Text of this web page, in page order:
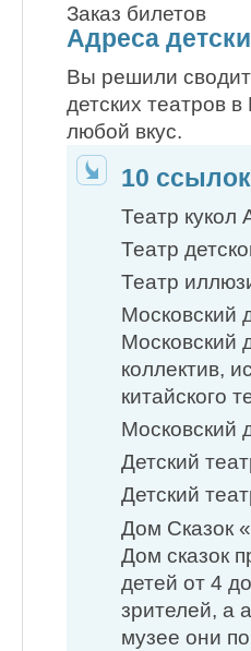
Заказ билетов
Адреса
Вы решили
детских театров
любой вкус.
10 ссылок
Театр кукол
Театр
Театр
Московский
Московский
коллектив,
китайского
Московский
Детский
Детский
Дом Сказок
Дом сказок
детей от 4
зрителей, а
музее они